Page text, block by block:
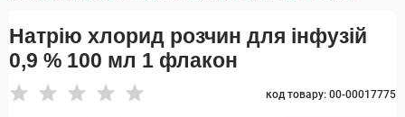
Натрію хлорид розчин для інфузій
0,9 % 100 мл 1 флакон
код товару: 00-00017775